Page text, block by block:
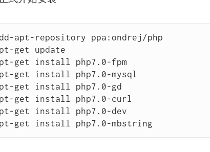
apt-repository ppa:ondrej/php
get update
get install php7.0-fpm
get install php7.0-mysql
get install php7.0-gd
get install php7.0-curl
get install php7.0-dev
get install php7.0-mbstring